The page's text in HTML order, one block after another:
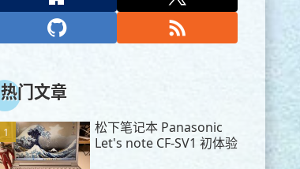
热门文章
松下笔记本 Panasonic
Let's note CF-SV1 初体验